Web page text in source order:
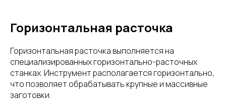
Горизонтальная расточка
Горизонтальная расточка выполняется на
специализированных горизонтально-расточных
станках. Инструмент располагается горизонтально,
что позволяет обрабатывать крупные и массивные
заготовки.